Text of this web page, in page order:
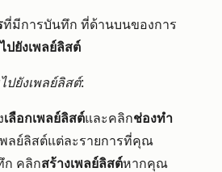
ที่มีการบันทึก ที่ด้านบนของการ
ปยังเพลย์ลิสต์
ปยังเพลย์ลิสต์:
เลือกเพลย์ลิสต์และคลิกช่องทำ
พลย์ลิสต์แต่ละรายการที่คุณ
ก คลิกสร้างเพลย์ลิสต์หากคุณ